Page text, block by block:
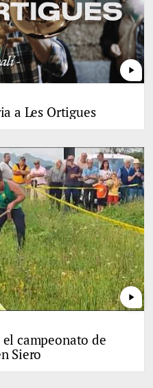
play_arrow
a Les Ortigues
play_arrow
campeonato de
Siero